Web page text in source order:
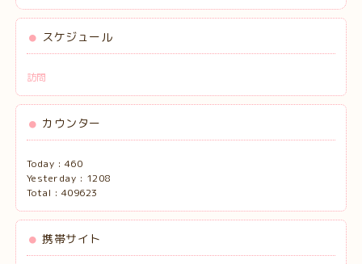
スケジュール
訪問
カウンター
Today : 460
Yesterday : 1208
Total : 409623
携帯サイト